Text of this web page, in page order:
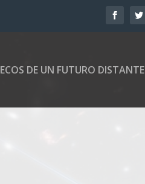
ECOS DE UN FUTURO DISTANTE